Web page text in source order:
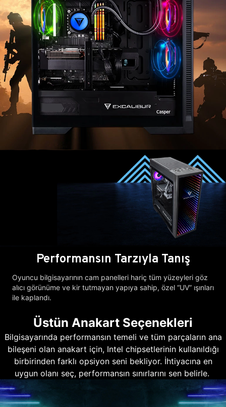
Performansın Tarzıyla Tanış
Oyuncu bilgisayarının cam panelleri hariç tüm yüzeyleri göz
alıcı görünüme ve kir tutmayan yapıya sahip, özel “UV” ışınları
ile kaplandı.
Üstün Anakart Seçenekleri
Bilgisayarında performansın temeli ve tüm parçaların ana
bileşeni olan anakart için, Intel chipsetlerinin kullanıldığı
birbirinden farklı opsiyon seni bekliyor. İhtiyacına en
uygun olanı seç, performansın sınırlarını sen belirle.